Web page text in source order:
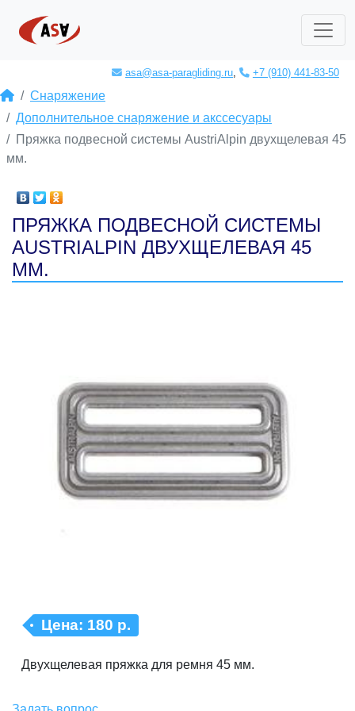
asa@asa-paragliding.ru, +7 (910) 441-83-50
Снаряжение
Дополнительное снаряжение и акссесуары
Пряжка подвесной системы AustriAlpin двухщелевая 45
мм.
ПРЯЖКА ПОДВЕСНОЙ СИСТЕМЫ
AUSTRIALPIN ДВУХЩЕЛЕВАЯ 45
ММ.
Цена: 180 р.
Двухщелевая пряжка для ремня 45 мм.